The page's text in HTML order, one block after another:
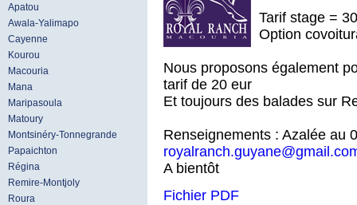
Apatou
Awala-Yalimapo
Cayenne
Kourou
Macouria
Mana
Maripasoula
Matoury
Montsinéry-Tonnegrande
Papaichton
Régina
Remire-Montjoly
Roura
Tarif stage =
Option
Nous proposons également
tarif de 20 eur
Et toujours des balades sur
Renseignements : Azalée au
A bientôt
Fichier PDF